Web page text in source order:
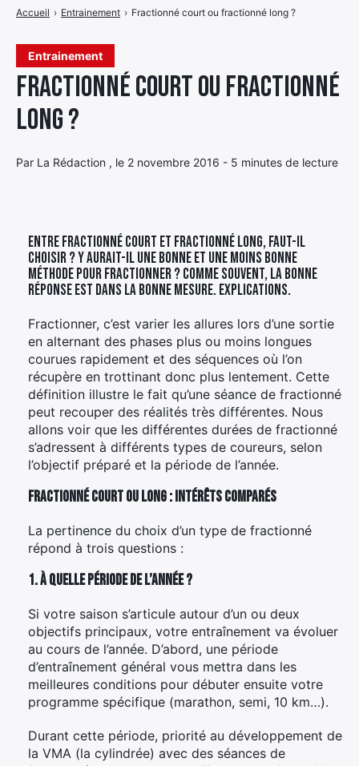
Entrainement
Fractionné court ou fractionné
long ?
Par La Rédaction , le 2 novembre 2016 - 5 minutes de lecture
Accueil › Entrainement › Fractionné court ou fractionné long ?
Entre fractionné court et fractionné long, faut-il
choisir ? Y aurait-il une bonne et une moins bonne
méthode pour fractionner ? Comme souvent, la bonne
réponse est dans la bonne mesure. Explications.
Fractionner, c’est varier les allures lors d’une sortie
en alternant des phases plus ou moins longues
courues rapidement et des séquences où l’on
récupère en trottinant donc plus lentement. Cette
définition illustre le fait qu’une séance de fractionné
peut recouper des réalités très différentes. Nous
allons voir que les différentes durées de fractionné
s’adressent à différents types de coureurs, selon
l’objectif préparé et la période de l’année.
Fractionné court ou long : intérêts comparés
La pertinence du choix d’un type de fractionné
répond à trois questions :
1. À quelle période de l’année ?
Si votre saison s’articule autour d’un ou deux
objectifs principaux, votre entraînement va évoluer
au cours de l’année. D’abord, une période
d’entraînement général vous mettra dans les
meilleures conditions pour débuter ensuite votre
programme spécifique (marathon, semi, 10 km…).
Durant cette période, priorité au développement de
la VMA (la cylindrée) avec des séances de
menu
de
menumenu